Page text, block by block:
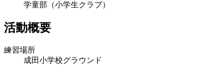
学童部（小学生クラブ）
活動概要
練習場所
成田小学校グラウンド